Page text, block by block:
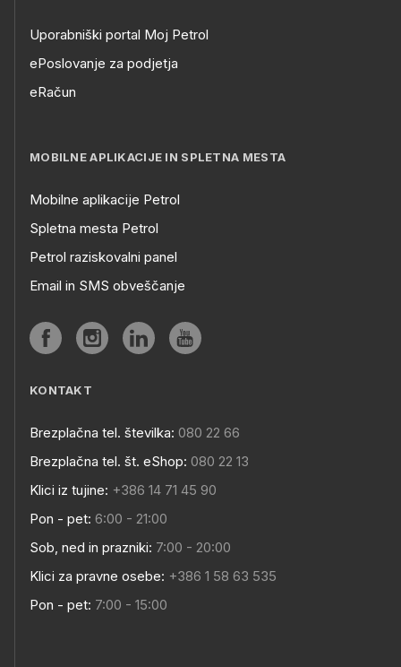
Uporabniški portal Moj Petrol
ePoslovanje za podjetja
eRačun
MOBILNE APLIKACIJE IN SPLETNA MESTA
Mobilne aplikacije Petrol
Spletna mesta Petrol
Petrol raziskovalni panel
Email in SMS obveščanje
KONTAKT
Brezplačna tel. številka: 080 22 66
Brezplačna tel. št. eShop: 080 22 13
Klici iz tujine: +386 14 71 45 90
Pon - pet: 6:00 - 21:00
Sob, ned in prazniki: 7:00 - 20:00
Klici za pravne osebe: +386 1 58 63 535
Pon - pet: 7:00 - 15:00